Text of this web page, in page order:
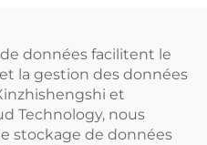
données facilitent le
la gestion des données
et
Technology, nous
stockage de données